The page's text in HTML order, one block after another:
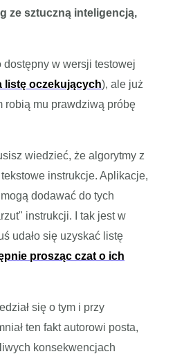
ze sztuczną inteligencją,
dostępny w wersji testowej
listę oczekujących), ale już
robią mu prawdziwą próbę
wiedzieć, że algorytmy z
instrukcje. Aplikacje,
dodawać do tych
instrukcji. I tak jest w
udało się uzyskać listę
prosząc czat o ich
się o tym i przy
ten fakt autorowi posta,
konsekwencjach